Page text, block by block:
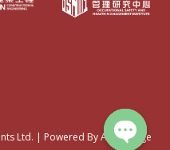
Ltd. | Powered By AD-Linkage